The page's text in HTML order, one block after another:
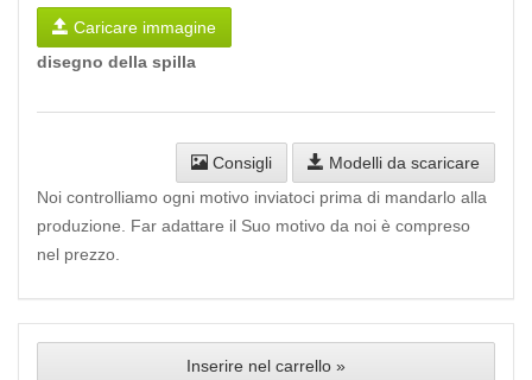
Caricare immagine
disegno della spilla
Consigli
Modelli da scaricare
Noi controlliamo ogni motivo inviatoci prima di mandarlo alla
produzione. Far adattare il Suo motivo da noi è compreso
nel prezzo.
Inserire nel carrello »